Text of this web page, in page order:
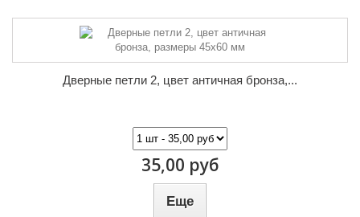
Дверные петли 2, цвет античная бронза,...
35,00 руб
Еще